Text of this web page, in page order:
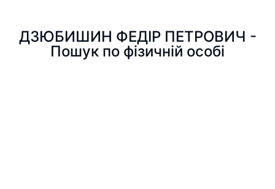
ДЗЮБИШИН ФЕДІР ПЕТРОВИЧ -
Пошук по фізичній особі